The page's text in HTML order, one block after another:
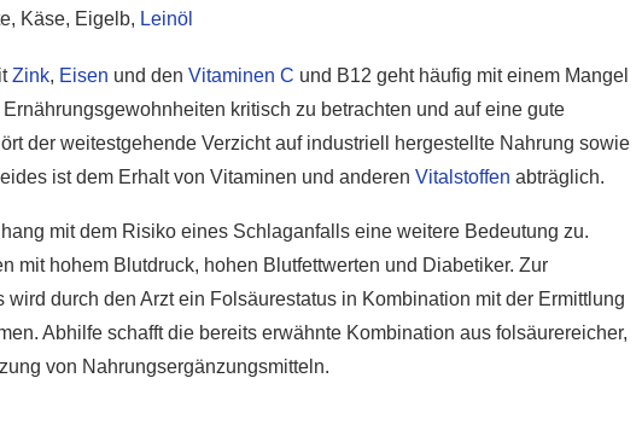
Käse, Eigelb, Leinöl
Zink, Eisen und den Vitaminen C und B12 geht häufig mit einem Mangel
kritisch zu betrachten und auf eine gute
der weitestgehende Verzicht auf industriell hergestellte Nahrung sowie
ist dem Erhalt von Vitaminen und anderen Vitalstoffen abträglich.
mit dem Risiko eines Schlaganfalls eine weitere Bedeutung zu.
mit hohem Blutdruck, hohen Blutfettwerten und Diabetiker. Zur
durch den Arzt ein Folsäurestatus in Kombination mit der Ermittlung
Abhilfe schafft die bereits erwähnte Kombination aus folsäurereicher,
von Nahrungsergänzungsmitteln.